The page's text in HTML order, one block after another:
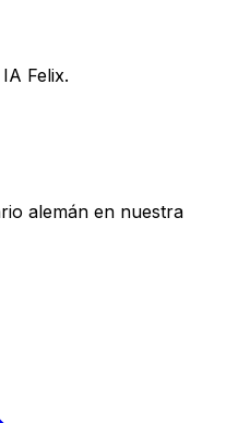
Felix.
alemán en nuestra